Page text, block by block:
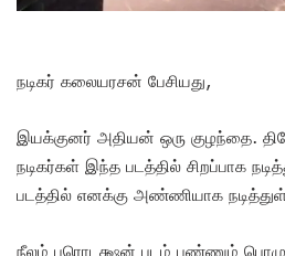
நடிகர் கலையரசன் பேசியது,
இயக்குனர் அதியன் ஒரு குழந்தை.
நடிகர்கள் இந்த படத்தில் சிறப்பாக
படத்தில் எனக்கு அண்ணியாக
நீலம் புரொடக்ஷன் படம் பண்ணும்